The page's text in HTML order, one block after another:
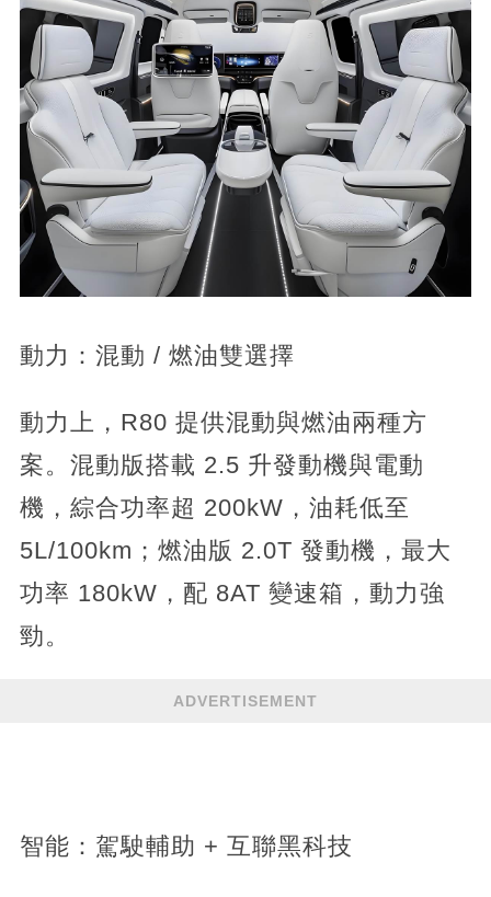
動力：混動 / 燃油雙選擇​
動力上，R80 提供混動與燃油兩種方
案。混動版搭載 2.5 升發動機與電動
機，綜合功率超 200kW，油耗低至
5L/100km；燃油版 2.0T 發動機，最大
功率 180kW，配 8AT 變速箱，動力強
勁。
ADVERTISEMENT
智能：駕駛輔助 + 互聯黑科技​